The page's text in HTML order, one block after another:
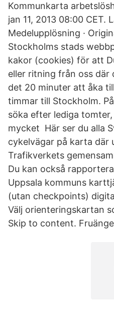
Kommunkarta
jan 11, 2013 08:00 CET.
Medelupplösning ·
Stockholms stads
kakor (cookies) för att
eller ritning från oss
det 20 minuter att åka
timmar till Stockholm.
söka efter lediga
mycket Här ser du alla
cykelvägar på karta där
Trafikverkets
Du kan också
Uppsala kommuns
(utan checkpoints)
Välj orienteringskartan
Skip to content.